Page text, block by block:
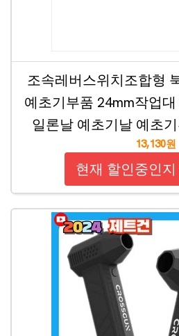
조속레버스위치조합형
예초기부품 24mm작업
일론날 예초기날 예초
13,130원
현재 할인중인